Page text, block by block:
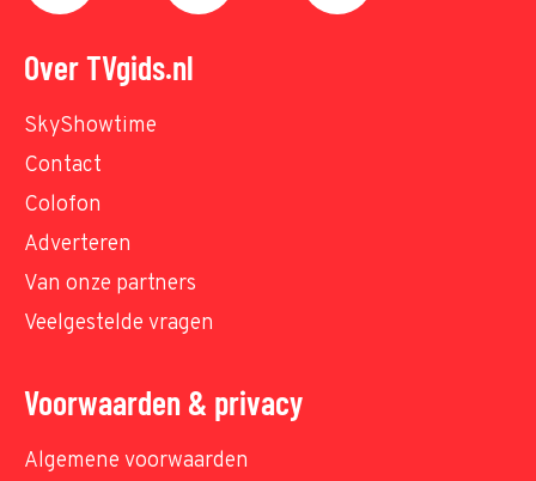
Over TVgids.nl
SkyShowtime
Contact
Colofon
Adverteren
Van onze partners
Veelgestelde vragen
Voorwaarden & privacy
Algemene voorwaarden